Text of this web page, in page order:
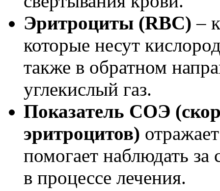
Эритроциты (RBC) –
которые несут
также в обратном
углекислый газ.
Показатель СОЭ
эритроцитов)
помогает наблюдать за
в процессе лечения.